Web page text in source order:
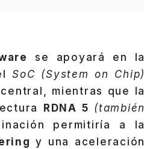
se apoyará en la
SoC (System on Chip)
mientras que la
RDNA 5 (también
permitiría a la
y una aceleración